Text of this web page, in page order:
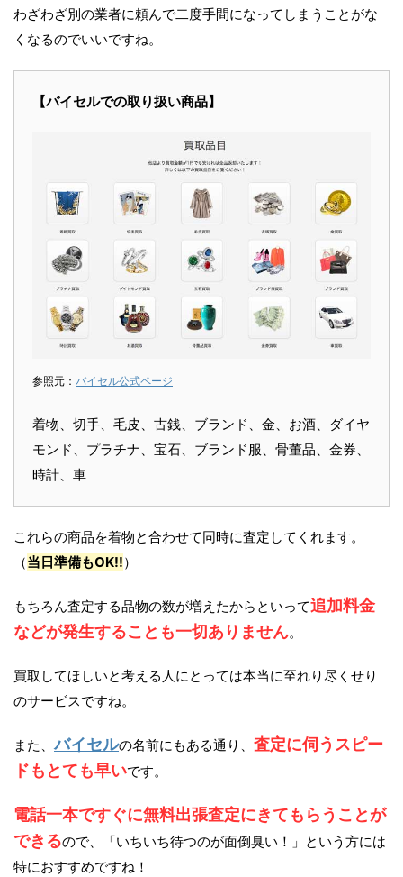
わざわざ別の業者に頼んで二度手間になってしまうことがな
くなるのでいいですね。
【バイセルでの取り扱い商品】
参照元： バイセル公式ページ
着物、切手、毛皮、古銭、ブランド、金、お酒、ダイヤ
モンド、プラチナ、宝石、ブランド服、骨董品、金券、
時計、車
これらの商品を着物と合わせて同時に査定してくれます。
（当日準備もOK!!）
もちろん査定する品物の数が増えたからといって追加料金
などが発生することも一切ありません。
買取してほしいと考える人にとっては本当に至れり尽くせり
のサービスですね。
また、バイセルの名前にもある通り、 査定に伺うスピー
ドもとても早いです。
電話一本ですぐに無料出張査定にきてもらうことが
できるので、「いちいち待つのが面倒臭い！」という方には
特におすすめですね！